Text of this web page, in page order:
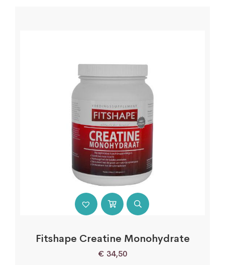
Fitshape Creatine Monohydrate
€ 34,50